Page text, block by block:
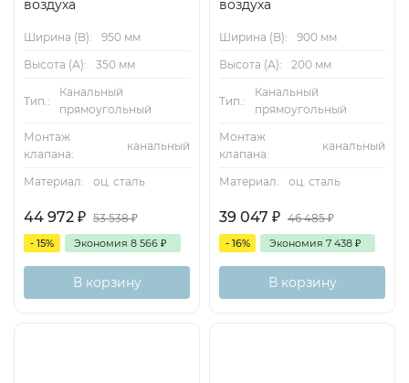
значение сзаданным и, если между ними есть разница,
подает управляющий сигнал на сервопривод.
Код заказа
Аэродинамические характеристики
Диапазоны расхода воздуха
Минимальное падение давления на регуляторе
переменного расхода VAV является важным фактором
при проектировании сети воздуховодов и выборе
воздуха
Ширина (B):
950 мм
Высота (А):
350 мм
Тип.:
Канальный
прямоугольный
Монтаж
клапана:
канальный
Материал: оц. сталь
44 972 ₽ 53 538₽
- 15% Экономия 8 566 ₽
В корзину
воздуха
Ширина (B):
900 мм
Высота (А):
200 мм
Тип.:
Канальный
прямоугольный
Монтаж
клапана:
канальный
Материал: оц. сталь
39 047 ₽ 46 485₽
- 16% Экономия 7 438 ₽
В корзину